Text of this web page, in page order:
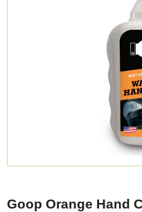
Goop Orange Hand